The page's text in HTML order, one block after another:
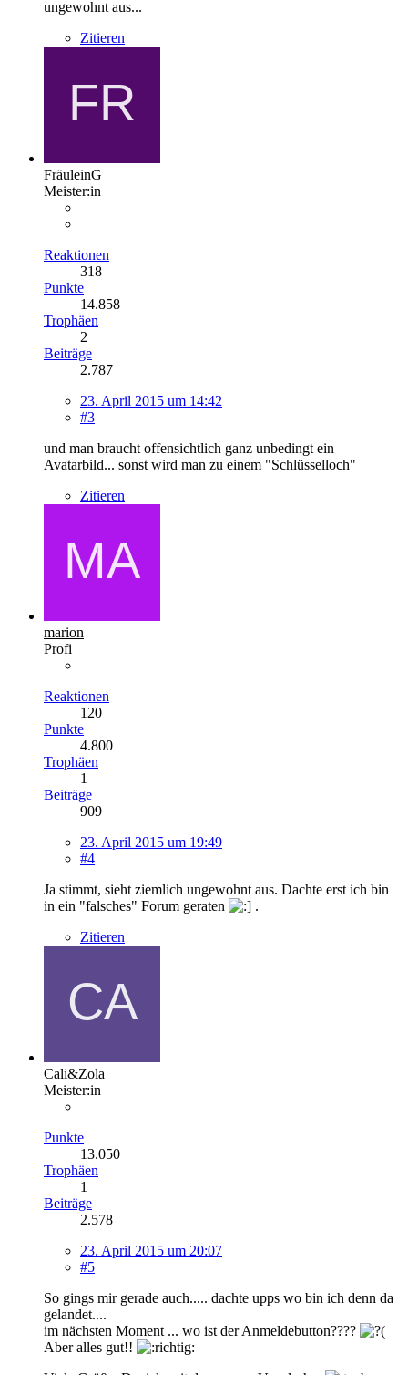
ungewohnt aus...
Zitieren
FräuleinG
Meister:in
Reaktionen
318
Punkte
14.858
Trophäen
2
Beiträge
2.787
23. April 2015 um 14:42
#3
und man braucht offensichtlich ganz unbedingt ein
Avatarbild... sonst wird man zu einem "Schlüsselloch"
Zitieren
marion
Profi
Reaktionen
120
Punkte
4.800
Trophäen
1
Beiträge
909
23. April 2015 um 19:49
#4
Ja stimmt, sieht ziemlich ungewohnt aus. Dachte erst ich bin
in ein "falsches" Forum geraten
.
Zitieren
Cali&Zola
Meister:in
Punkte
13.050
Trophäen
1
Beiträge
2.578
23. April 2015 um 20:07
#5
So gings mir gerade auch..... dachte upps wo bin ich denn da
gelandet....
im nächsten Moment ... wo ist der Anmeldebutton????
Aber alles gut!!